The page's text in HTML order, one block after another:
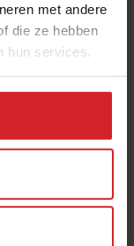
met andere
die ze hebben
hun services.
week